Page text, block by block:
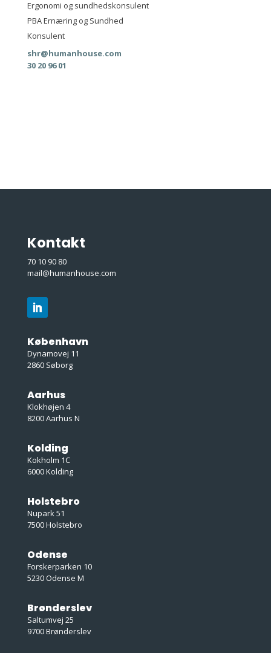
Ergonomi og sundhedskonsulent
PBA Ernæring og Sundhed
Konsulent
shr@humanhouse.com
30 20 96 01
Kontakt
70 10 90 80
mail@humanhouse.com
København
Dynamovej 11
2860 Søborg
Aarhus
Klokhøjen 4
8200 Aarhus N
Kolding
Kokholm 1C
6000 Kolding
Holstebro
Nupark 51
7500 Holstebro
Odense
Forskerparken 10
5230 Odense M
Brønderslev
Saltumvej 25
9700 Brønderslev